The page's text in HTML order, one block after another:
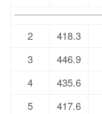
2
418.3
3
446.9
4
435.6
5
417.6